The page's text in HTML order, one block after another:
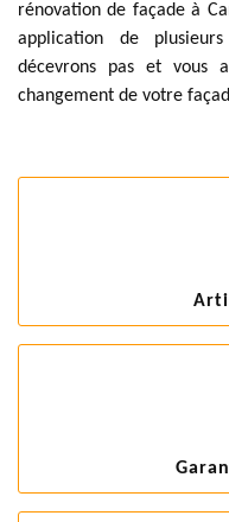
rénovation de façade à
application de
décevrons pas et vous
changement de votre